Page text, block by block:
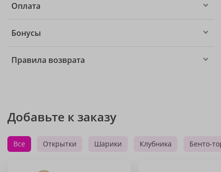
Оплата
Бонусы
Правила возврата
Добавьте к заказу
Все Открытки Шарики Клубника Бенто-